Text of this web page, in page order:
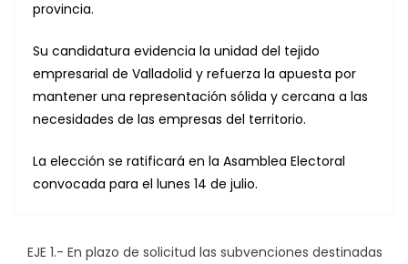
provincia.
Su candidatura evidencia la unidad del tejido
empresarial de Valladolid y refuerza la apuesta por
mantener una representación sólida y cercana a las
necesidades de las empresas del territorio.
La elección se ratificará en la Asamblea Electoral
convocada para el lunes 14 de julio.
EJE 1.- En plazo de solicitud las subvenciones destinadas